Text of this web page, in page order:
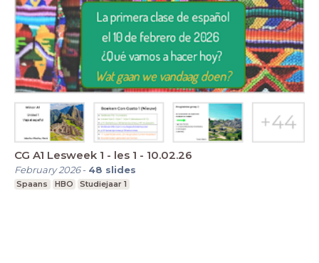
CG A1 Lesweek 1 - les 1 - 10.02.26
February 2026- 48 slides
Spaans HBO Studiejaar 1